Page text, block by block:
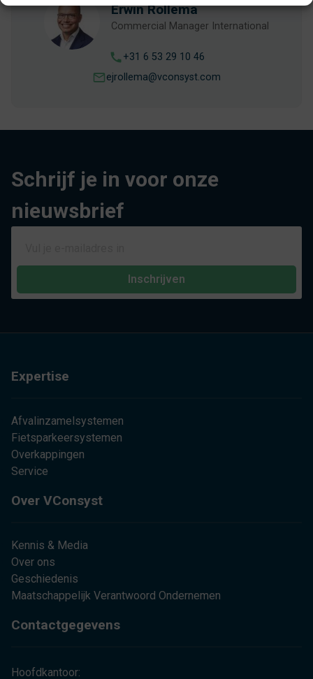
Erwin Rollema
Commercial Manager International
+31 6 53 29 10 46
ejrollema@vconsyst.com
Schrijf je in voor onze
nieuwsbrief
Inschrijven
Expertise
Afvalinzamelsystemen
Fietsparkeersystemen
Overkappingen
Service
Over VConsyst
Kennis & Media
Over ons
Geschiedenis
Maatschappelijk Verantwoord Ondernemen
Contactgegevens
Hoofdkantoor: